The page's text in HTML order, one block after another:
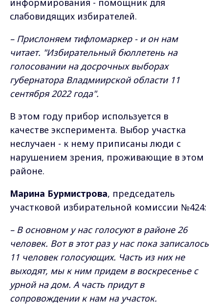
информирования - помощник для
слабовидящих избирателей.
– Прислоняем тифломаркер - и он нам
читает. "Избирательный бюллетень на
голосовании на досрочных выборах
губернатора Владмиирской области 11
сентября 2022 года".
В этом году прибор используется в
качестве эксперимента. Выбор участка
неслучаен - к нему приписаны люди с
нарушением зрения, проживающие в этом
районе.
Марина Бурмистрова, председатель
участковой избирательной комиссии №424:
– В основном у нас голосуют в районе 26
человек. Вот в этот раз у нас пока записалось
11 человек голосующих. Часть из них не
выходят, мы к ним придем в воскресенье с
урной на дом. А часть придут в
сопровождении к нам на участок.